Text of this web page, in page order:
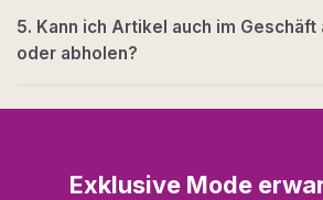
5. Kann ich Artikel auch im
oder abholen?
Exklusive Mode